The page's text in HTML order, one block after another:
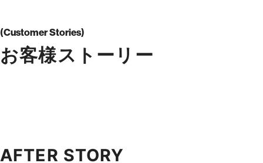
Customer Stories
お客様ストーリー
AFTER STORY